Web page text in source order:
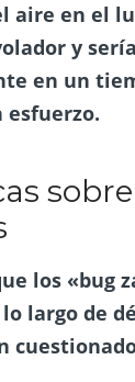
aire en el
y
en un
esfuerzo.
los «bug
largo de